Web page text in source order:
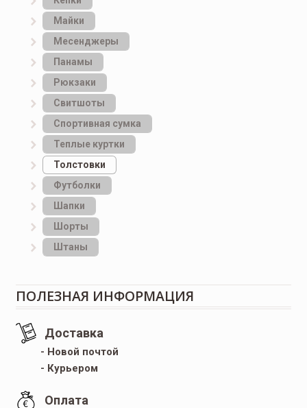
Майки
Месенджеры
Панамы
Рюкзаки
Свитшоты
Спортивная сумка
Теплые куртки
Толстовки
Футболки
Шапки
Шорты
Штаны
ПОЛЕЗНАЯ ИНФОРМАЦИЯ
Доставка
- Новой почтой
- Курьером
Оплата